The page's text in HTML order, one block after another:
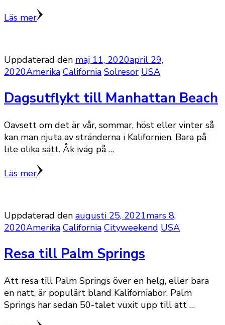
Läs mer
Uppdaterad den maj 11, 2020april 29,
2020Amerika California Solresor USA
Dagsutflykt till Manhattan Beach
Oavsett om det är vår, sommar, höst eller vinter så
kan man njuta av stränderna i Kalifornien. Bara på
lite olika sätt. Åk iväg på …
Läs mer
Uppdaterad den augusti 25, 2021mars 8,
2020Amerika California Cityweekend USA
Resa till Palm Springs
Att resa till Palm Springs över en helg, eller bara
en natt, är populärt bland Kaliforniabor. Palm
Springs har sedan 50-talet vuxit upp till att …